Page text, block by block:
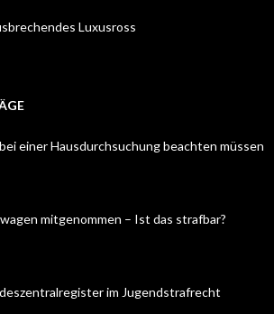
Luxusross
einer Hausdurchsuchung beachten müssen
mitgenommen – Ist das strafbar?
im Jugendstrafrecht